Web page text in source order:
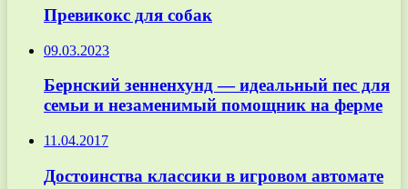
Превикокс для собак
09.03.2023
Бернский зенненхунд — идеальный пес для
семьи и незаменимый помощник на ферме
11.04.2017
Достоинства классики в игровом автомате